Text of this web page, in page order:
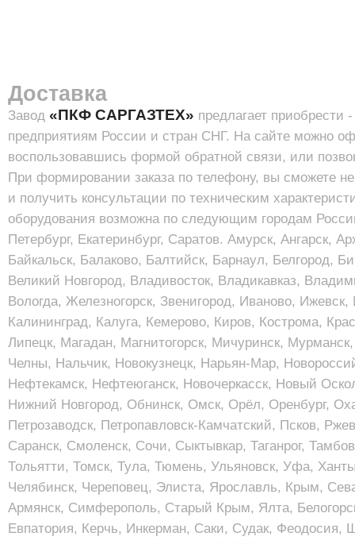
Доставка
Завод «ПКФ САРГАЗТЕХ» предлагает приобрести
предприятиям России и стран СНГ. На сайте можно
воспользовавшись формой обратной связи, или
При формировании заказа по телефону, вы сможете не
и получить консультации по техническим
оборудования возможна по следующим городам
Петербург, Екатеринбург, Саратов. Амурск, Ангарск,
Байкальск, Балаково, Балтийск, Барнаул, Белгород,
Великий Новгород, Владивосток, Владикавказ,
Вологда, Железногорск, Звенигород, Иваново,
Калининград, Калуга, Кемерово, Киров, Кострома,
Липецк, Магадан, Магнитогорск, Мичуринск,
Челны, Нальчик, Новокузнецк, Нарьян-Мар,
Нефтекамск, Нефтеюганск, Новочеркасск, Новый
Нижний Новгород, Обнинск, Омск, Орёл, Оренбург,
Петрозаводск, Петропавловск-Камчатский, Псков,
Саранск, Смоленск, Сочи, Сыктывкар, Таганрог,
Тольятти, Томск, Тула, Тюмень, Ульяновск, Уфа,
Челябинск, Череповец, Элиста, Ярославль, Крым,
Армянск, Симферополь, Старый Крым, Ялта,
Евпатория, Керчь, Инкерман, Саки, Судак, Феодосия,